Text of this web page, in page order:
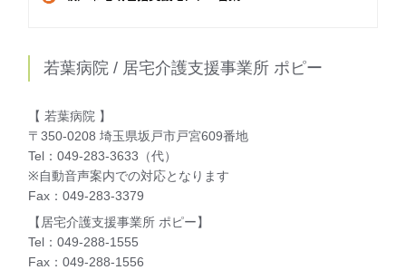
若葉病院 / 居宅介護支援事業所 ポピー
【 若葉病院 】
〒350-0208 埼玉県坂戸市戸宮609番地
Tel：049-283-3633（代）
※自動音声案内での対応となります
Fax：049-283-3379
【居宅介護支援事業所 ポピー】
Tel：049-288-1555
Fax：049-288-1556